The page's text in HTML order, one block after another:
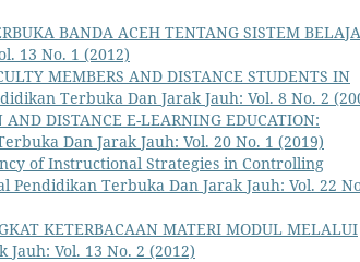
BANDA ACEH TENTANG SISTEM
13 No. 1 (2012)
MEMBERS AND DISTANCE STUDENTS IN
Terbuka Dan Jarak Jauh: Vol. 8 No. 2
DISTANCE E-LEARNING EDUCATION:
Dan Jarak Jauh: Vol. 20 No. 1 (2019)
of Instructional Strategies in Controlling
Pendidikan Terbuka Dan Jarak Jauh: Vol. 22
KETERBACAAN MATERI MODUL MELALUI
Vol. 13 No. 2 (2012)